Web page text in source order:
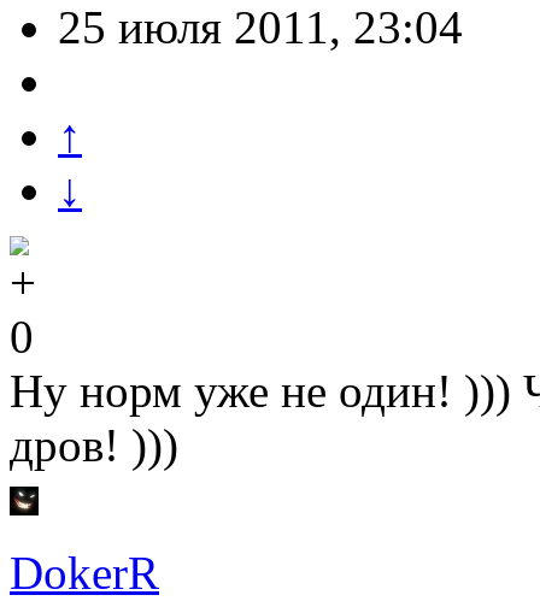
25 июля 2011, 23:04
↑
↓
0
Ну норм уже не один! )))
дров! )))
DokerR